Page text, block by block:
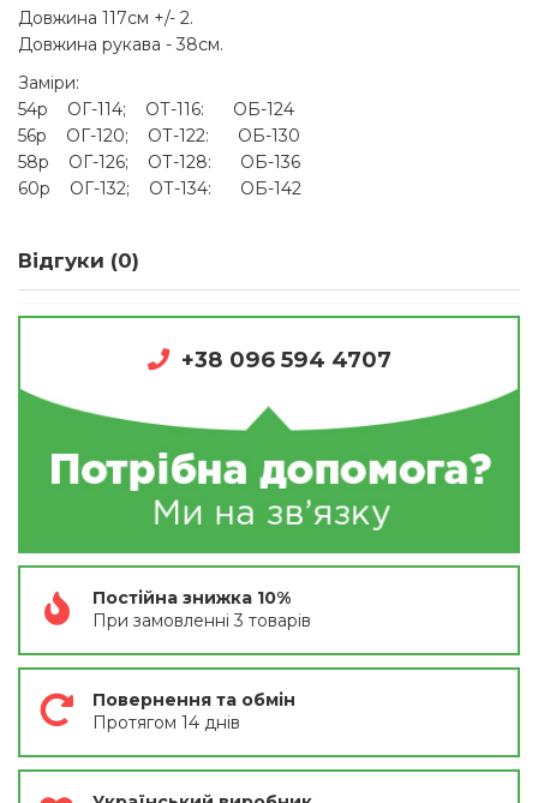
Довжина 117см +/- 2.
Довжина рукава - 38см.
Заміри:
54р ОГ-114; ОТ-116: ОБ-124
56р ОГ-120; ОТ-122: ОБ-130
58р ОГ-126; ОТ-128: ОБ-136
60р ОГ-132; ОТ-134: ОБ-142
Відгуки (0)
+38 096 594 4707
Постійна знижка 10%
При замовленні 3 товарів
Повернення та обмін
Протягом 14 днів